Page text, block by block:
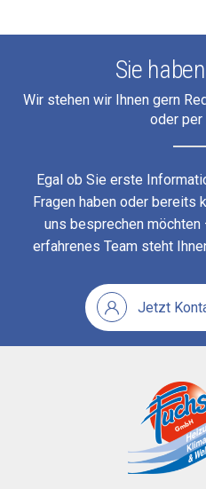
Sie
Wir stehen wir Ihnen gern
oder per
Egal ob Sie erste
Fragen haben oder bereits
uns besprechen
erfahrenes Team steht
Jetzt